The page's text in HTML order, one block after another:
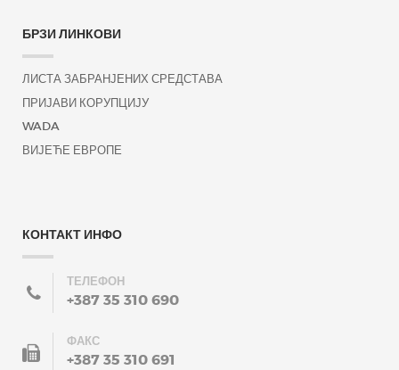
БРЗИ ЛИНКОВИ
ЛИСТА ЗАБРАНЈЕНИХ СРЕДСТАВА
ПРИЈАВИ КОРУПЦИЈУ
WADA
ВИЈЕЋЕ ЕВРОПЕ
КОНТАКТ ИНФО
ТЕЛЕФОН
+387 35 310 690
ФАКС
+387 35 310 691